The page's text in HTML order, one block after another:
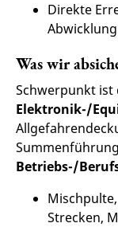
Direkte
Was wir
Schwerpunkt ist
Elektronik-/
Betriebs-/
Strecken,